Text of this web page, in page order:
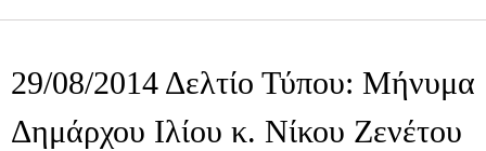
29/08/2014 Δελτίο Τύπου: Μήνυμα
Δημάρχου Ιλίου κ. Νίκου Ζενέτου